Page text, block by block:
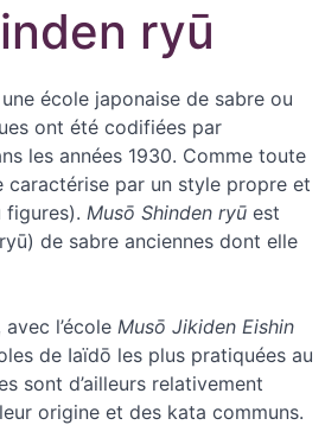
ryū
école japonaise de sabre ou
ont été codifiées par
les années 1930. Comme toute
caractérise par un style propre et
figures). Musō Shinden ryū est
de sabre anciennes dont elle
avec l’école Musō Jikiden Eishin
de Iaïdō les plus pratiquées au
sont d’ailleurs relativement
origine et des kata communs.